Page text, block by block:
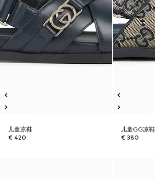
儿童凉鞋
€ 420
儿童GG凉鞋
€ 380